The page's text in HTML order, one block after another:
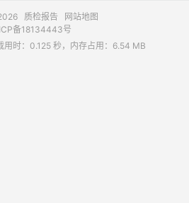
质检报告
网站地图
备18134443号
用时：0.125 秒，内存占用：6.54 MB